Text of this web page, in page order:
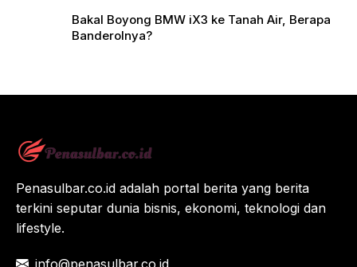
Bakal Boyong BMW iX3 ke Tanah Air, Berapa
Banderolnya?
Penasulbar.co.id adalah portal berita yang berita
terkini seputar dunia bisnis, ekonomi, teknologi dan
lifestyle.
info@penasulbar.co.id